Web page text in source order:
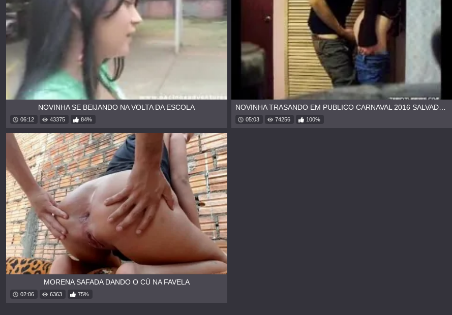
NOVINHA SE BEIJANDO NA VOLTA DA ESCOLA
06:12 43375 84%
NOVINHA TRASANDO EM PUBLICO CARNAVAL 2016 SALVADOR
05:03 74256 100%
MORENA SAFADA DANDO O CÚ NA FAVELA
02:06 6363 75%